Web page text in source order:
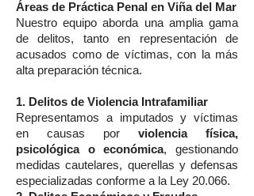
Áreas de Práctica Penal en Viña del Mar
Nuestro equipo aborda una amplia gama
de delitos, tanto en representación de
acusados como de víctimas, con la más
alta preparación técnica.
1. Delitos de Violencia Intrafamiliar
Representamos a imputados y víctimas
en causas por violencia física,
psicológica o económica, gestionando
medidas cautelares, querellas y defensas
especializadas conforme a la Ley 20.066.